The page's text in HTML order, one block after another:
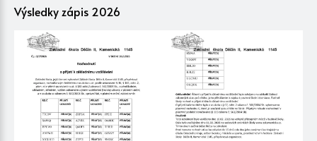
Výsledky zápis 2026